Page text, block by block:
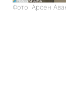
Фото: Арсен